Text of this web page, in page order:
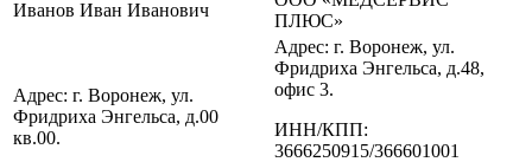
Иванов Иван Иванович
ПЛЮС»
Адрес: г. Воронеж, ул.
Фридриха Энгельса, д.00
кв.00.
Адрес: г. Воронеж, ул.
Фридриха Энгельса, д.48,
офис 3.
ИНН/КПП:
3666250915/366601001